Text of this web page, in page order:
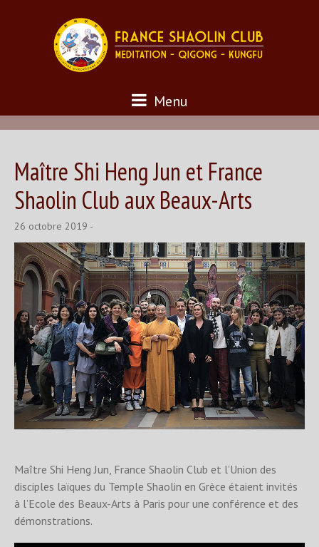
Menu
Maître Shi Heng Jun et France
Shaolin Club aux Beaux-Arts
26 octobre 2019
Maître Shi Heng Jun, France Shaolin Club et l’Union des
disciples laïques du Temple Shaolin en Grèce étaient invités
à l’Ecole des Beaux-Arts à Paris pour une conférence et des
démonstrations.